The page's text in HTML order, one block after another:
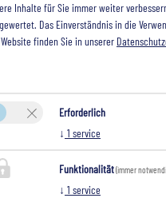
€
€
"Fichte" mit Balkon
Inhalte für Sie immer weiter
Das Einverständnis in die
finden Sie in unserer
Erforderlich
↓ 1 service
Funktionalität(immer
↓ 1 service